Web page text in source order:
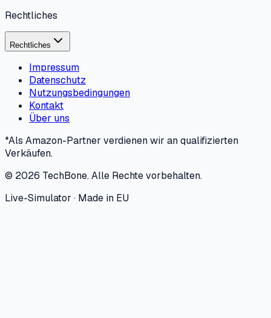
Rechtliches
Rechtliches
Impressum
Datenschutz
Nutzungsbedingungen
Kontakt
Über uns
*Als Amazon-Partner verdienen wir an qualifizierten
Verkäufen.
© 2026 TechBone.Alle Rechte vorbehalten.
Live-Simulator · Made in EU